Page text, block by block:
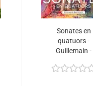
Sonates en
quatuors -
Guillemain -